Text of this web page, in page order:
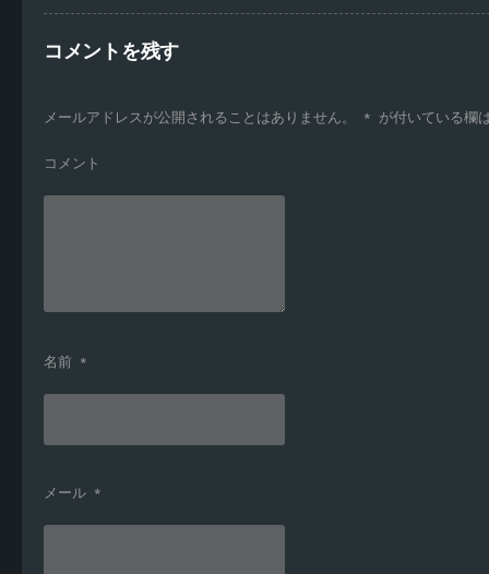
コメントを残す
メールアドレスが公開されることはありません。 * が付いている欄
コメント
名前 *
メール *